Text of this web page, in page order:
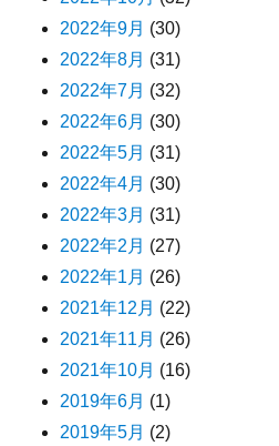
2022年9月 (30)
2022年8月 (31)
2022年7月 (32)
2022年6月 (30)
2022年5月 (31)
2022年4月 (30)
2022年3月 (31)
2022年2月 (27)
2022年1月 (26)
2021年12月 (22)
2021年11月 (26)
2021年10月 (16)
2019年6月 (1)
2019年5月 (2)